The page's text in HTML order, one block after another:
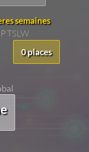
semaines
TSLW
0 places